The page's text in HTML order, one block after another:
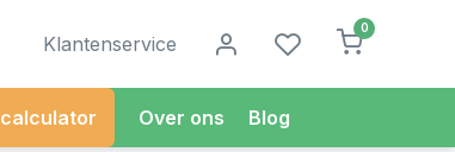
Klantenservice
0
Over ons Blog